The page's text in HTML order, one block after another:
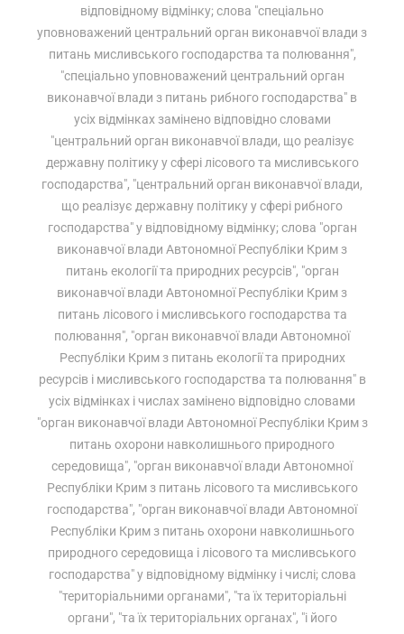
відповідному відмінку; слова "спеціально
уповноважений центральний орган виконавчої влади з
питань мисливського господарства та полювання",
"спеціально уповноважений центральний орган
виконавчої влади з питань рибного господарства" в
усіх відмінках замінено відповідно словами
"центральний орган виконавчої влади, що реалізує
державну політику у сфері лісового та мисливського
господарства", "центральний орган виконавчої влади,
що реалізує державну політику у сфері рибного
господарства" у відповідному відмінку; слова "орган
виконавчої влади Автономної Республіки Крим з
питань екології та природних ресурсів", "орган
виконавчої влади Автономної Республіки Крим з
питань лісового і мисливського господарства та
полювання", "орган виконавчої влади Автономної
Республіки Крим з питань екології та природних
ресурсів і мисливського господарства та полювання" в
усіх відмінках і числах замінено відповідно словами
"орган виконавчої влади Автономної Республіки Крим з
питань охорони навколишнього природного
середовища", "орган виконавчої влади Автономної
Республіки Крим з питань лісового та мисливського
господарства", "орган виконавчої влади Автономної
Республіки Крим з питань охорони навколишнього
природного середовища і лісового та мисливського
господарства" у відповідному відмінку і числі; слова
"територіальними органами", "та їх територіальні
органи", "та їх територіальних органах", "і його